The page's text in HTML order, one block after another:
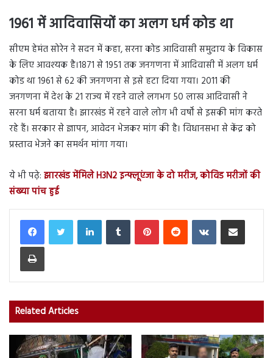
1961 में आदिवासियों का अलग धर्म कोड था
सीएम हेमंत सोरेन ने सदन में कहा, सरना कोड आदिवासी समुदाय के विकास
के लिए आवश्यक है।1871 से 1951 तक जनगणना में आदिवासी में अलग धर्म
कोड था 1961 से 62 की जनगणना से इसे हटा दिया गया। 2011 की
जनगणना में देश के 21 राज्य में रहने वाले लगभग 50 लाख आदिवासी ने
सरना धर्म बताया है। झारखंड में रहने वाले लोग भी वर्षों से इसकी मांग करते
रहे हैं। सरकार से ज्ञापन, आवेदन भेजकर मांग की है। विधानसभा से केंद्र को
प्रस्ताव भेजने का समर्थन मांगा गया।
ये भी पढ़े: झारखंड मेंमिले H3N2 इन्फ्लूएंजा के दो मरीज, कोविड मरीजों की
संख्या पांच हुई
LinkedInTumblr PinterestReddit VKontakteShare via Email
Print
Related Articles